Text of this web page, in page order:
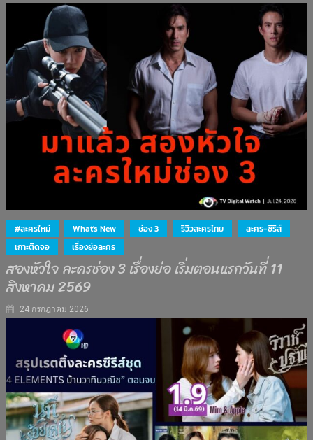
#ละครใหม่ What's New ช่อง 3 รีวิวละครไทย
ละคร-ซีรีส์
เกาะติดจอ
เรื่องย่อละคร
สองหัวใจ ละครช่อง 3 เรื่องย่อ เริ่มตอนแรกวันที่ 11
สิงหาคม 2569
24 กรกฎาคม 2026